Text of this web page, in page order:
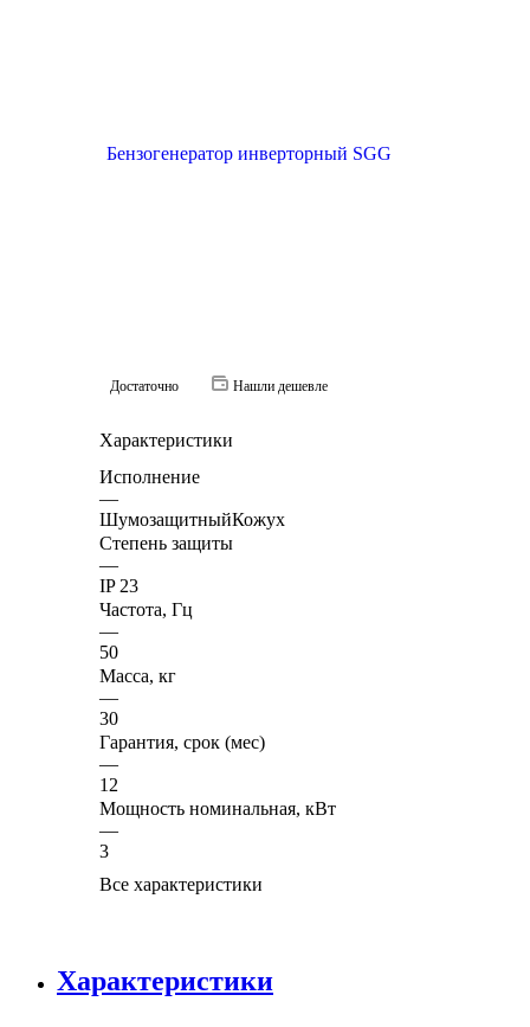
Достаточно Нашли дешевле
Характеристики
Исполнение
—
ШумозащитныйКожух
Степень защиты
—
IP 23
Частота, Гц
—
50
Масса, кг
—
30
Гарантия, срок (мес)
—
12
Мощность номинальная, кВт
—
3
Все характеристики
Характеристики